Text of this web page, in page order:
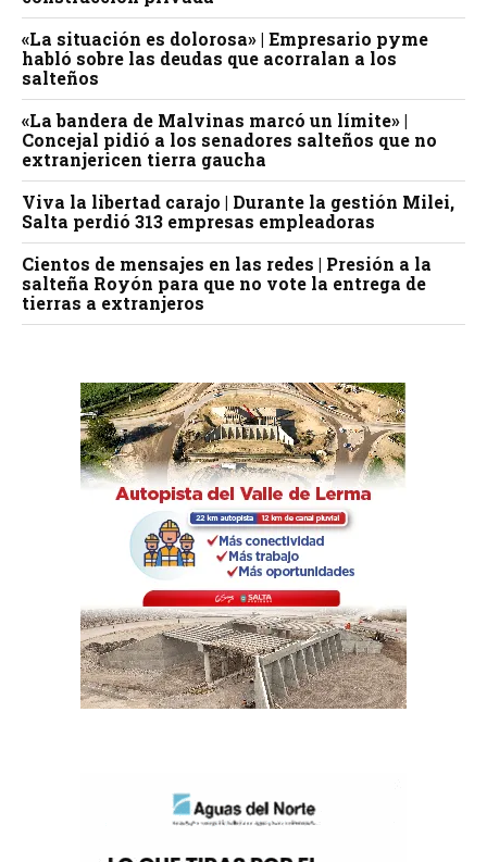
«La situación es dolorosa» | Empresario pyme
habló sobre las deudas que acorralan a los
salteños
«La bandera de Malvinas marcó un límite» |
Concejal pidió a los senadores salteños que no
extranjericen tierra gaucha
Viva la libertad carajo | Durante la gestión Milei,
Salta perdió 313 empresas empleadoras
Cientos de mensajes en las redes | Presión a la
salteña Royón para que no vote la entrega de
tierras a extranjeros